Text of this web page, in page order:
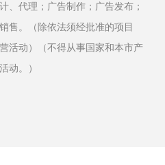
、代理；广告制作；广告发布；
售。（除依法须经批准的项目
活动）（不得从事国家和本市产
动。）